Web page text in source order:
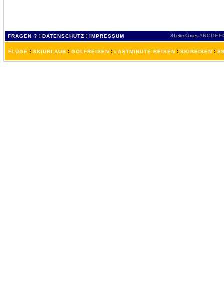
FRAGEN ? : DATENSCHUTZ : IMPRESSUM 3 Letter-Codes ABCDEF
FLÜGE : SKIURLAUB : GOLFREISEN : LASTMINUTE REISEN : SKIREISEN :